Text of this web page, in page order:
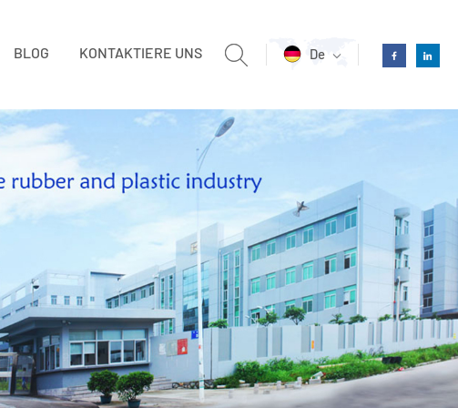
De
BLOG KONTAKTIERE UNS